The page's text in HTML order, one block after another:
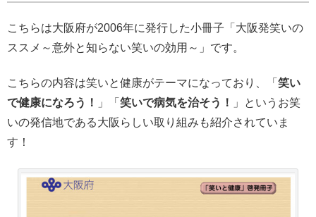
こちらは大阪府が2006年に発行した小冊子「大阪発笑いの
ススメ～意外と知らない笑いの効用～」です。
こちらの内容は笑いと健康がテーマになっており、「 笑い
で健康になろう！
」「 笑いで病気を治そう！
」というお笑
いの発信地である大阪らしい取り組みも紹介されていま
す！